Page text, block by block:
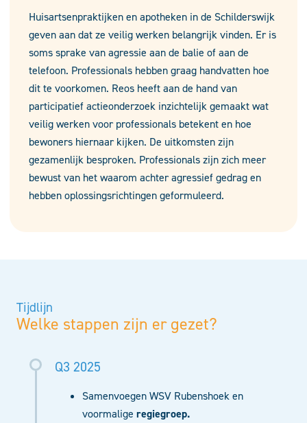
Huisartsenpraktijken en apotheken in de Schilderswijk
geven aan dat ze veilig werken belangrijk vinden. Er is
soms sprake van agressie aan de balie of aan de
telefoon. Professionals hebben graag handvatten hoe
dit te voorkomen. Reos heeft aan de hand van
participatief actieonderzoek inzichtelijk gemaakt wat
veilig werken voor professionals betekent en hoe
bewoners hiernaar kijken. De uitkomsten zijn
gezamenlijk besproken. Professionals zijn zich meer
bewust van het waarom achter agressief gedrag en
hebben oplossingsrichtingen geformuleerd.
Tijdlijn
Welke stappen zijn er gezet?
Q3 2025
Samenvoegen WSV Rubenshoek en
voormalige regiegroep.